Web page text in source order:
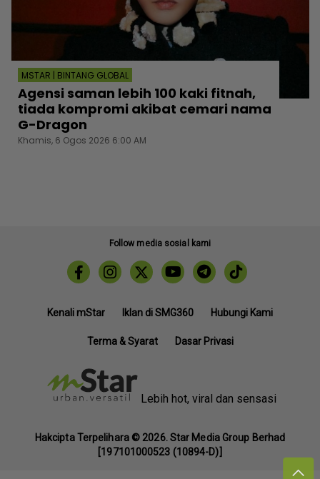
MSTAR | BINTANG GLOBAL
Agensi saman lebih 100 kaki fitnah,
tiada kompromi akibat cemari nama
G-Dragon
Khamis, 6 Ogos 2026 6:00 AM
Follow media sosial kami
Kenali mStar Iklan di SMG360 Hubungi Kami
Terma & Syarat Dasar Privasi
Lebih hot, viral dan sensasi
Hakcipta Terpelihara ©2026. Star Media Group Berhad
[197101000523 (10894-D)]